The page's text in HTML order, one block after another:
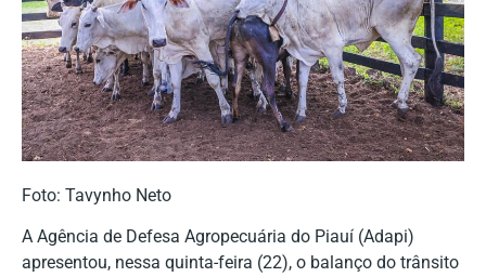
Foto: Tavynho Neto
A Agência de Defesa Agropecuária do Piauí (Adapi)
apresentou, nessa quinta-feira (22), o balanço do trânsito